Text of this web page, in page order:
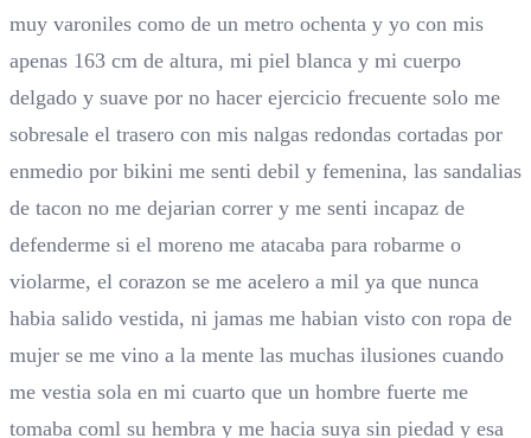
muy varoniles como de un metro ochenta y yo con mis
apenas 163 cm de altura, mi piel blanca y mi cuerpo
delgado y suave por no hacer ejercicio frecuente solo me
sobresale el trasero con mis nalgas redondas cortadas por
enmedio por bikini me senti debil y femenina, las sandalias
de tacon no me dejarian correr y me senti incapaz de
defenderme si el moreno me atacaba para robarme o
violarme, el corazon se me acelero a mil ya que nunca
habia salido vestida, ni jamas me habian visto con ropa de
mujer se me vino a la mente las muchas ilusiones cuando
me vestia sola en mi cuarto que un hombre fuerte me
tomaba coml su hembra y me hacia suya sin piedad y esa